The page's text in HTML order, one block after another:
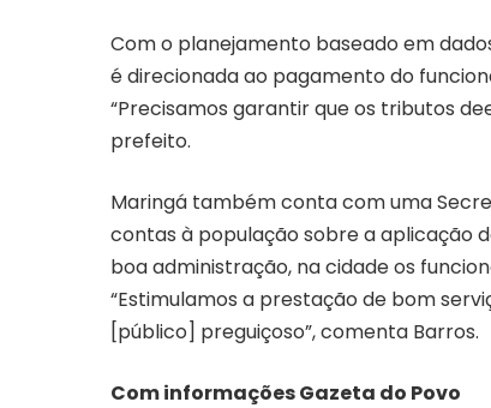
Com o planejamento ba­­sea­­do em
é direcio­­nada ao pagamento do
“Precisamos garantir que os tributos
prefeito.
Maringá também conta com uma
contas à população sobre a aplicação
boa administração, na cidade os
“Estimulamos a prestação de bom
[público] preguiçoso”, comenta Barros.
Com informações Gazeta do Povo